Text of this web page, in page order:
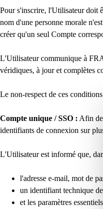
Pour s'inscrire, l'Utilisateur doit
nom d'une personne morale
créer qu'un seul Compte
L'Utilisateur communique à
véridiques, à jour et complètes
Le non-respect de ces
Compte unique / SSO : Afin
identifiants de connexion sur
L'Utilisateur est informé que,
l'adresse e-mail, mot de
un identifiant technique
et les paramètres